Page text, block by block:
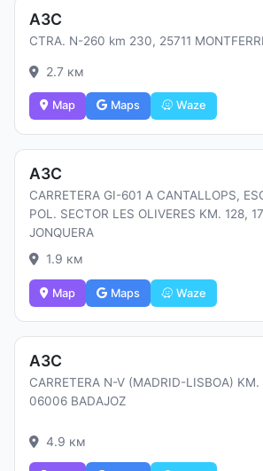
АЗС
CTRA. N-260 km 230, 25711
2.7 км
Map Maps Waze
АЗС
CARRETERA GI-601 A CANTALLOPS,
POL. SECTOR LES OLIVERES KM. 128,
JONQUERA
1.9 км
Map Maps Waze
АЗС
CARRETERA N-V (MADRID-LISBOA)
06006 BADAJOZ
4.9 км